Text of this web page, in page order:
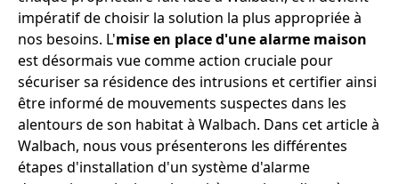
impératif de choisir la solution la plus appropriée à
nos besoins. L'mise en place d'une alarme maison
est désormais vue comme action cruciale pour
sécuriser sa résidence des intrusions et certifier ainsi
être informé de mouvements suspectes dans les
alentours de son habitat à Walbach. Dans cet article à
Walbach, nous vous présenterons les différentes
étapes d'installation d'un système d'alarme